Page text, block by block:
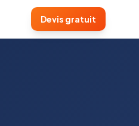
Devis gratuit